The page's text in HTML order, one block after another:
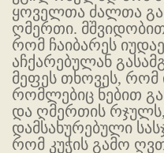
ყოველთა ძალთა
ღმერთი.
რომ ჩაიბარეს
აჩქარებულან
მეფეს თხოვეს, რომ
რომლებიც ნებით
და ღმერთის
დამსახურებული
რომ კუჭის გამო